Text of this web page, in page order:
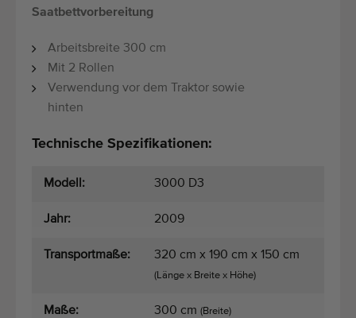
Saatbettvorbereitung
Arbeitsbreite 300 cm
Mit 2 Rollen
Verwendung vor dem Traktor sowie
hinten
Technische Spezifikationen:
Modell: 3000 D3
Jahr: 2009
Transportmaße: 320 cm x 190 cm x 150 cm
(Länge x Breite x Höhe)
Maße: 300 cm (Breite)